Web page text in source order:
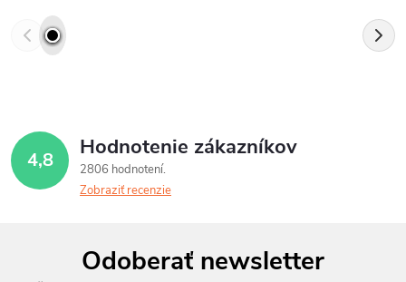
4,8 Hodnotenie zákazníkov
2806 hodnotení
Zobraziť recenzie
Odoberať newsletter